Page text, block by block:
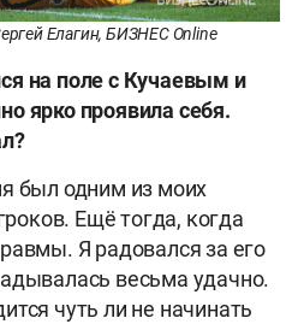
Елагин, БИЗНЕС Online
на поле с Кучаевым и
ярко проявила себя.
был одним из моих
Ещё тогда, когда
Я радовался за его
весьма удачно.
чуть ли не начинать